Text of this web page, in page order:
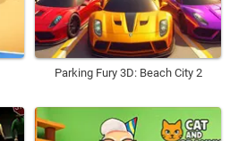
Parking Fury 3D: Beach City 2